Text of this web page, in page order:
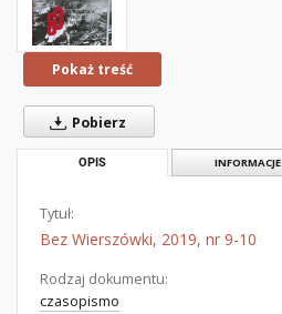
Pokaż treść
Pobierz
OPIS INFORMACJE
Tytuł:
Bez Wierszówki, 2019, nr 9-10
Rodzaj dokumentu:
czasopismo